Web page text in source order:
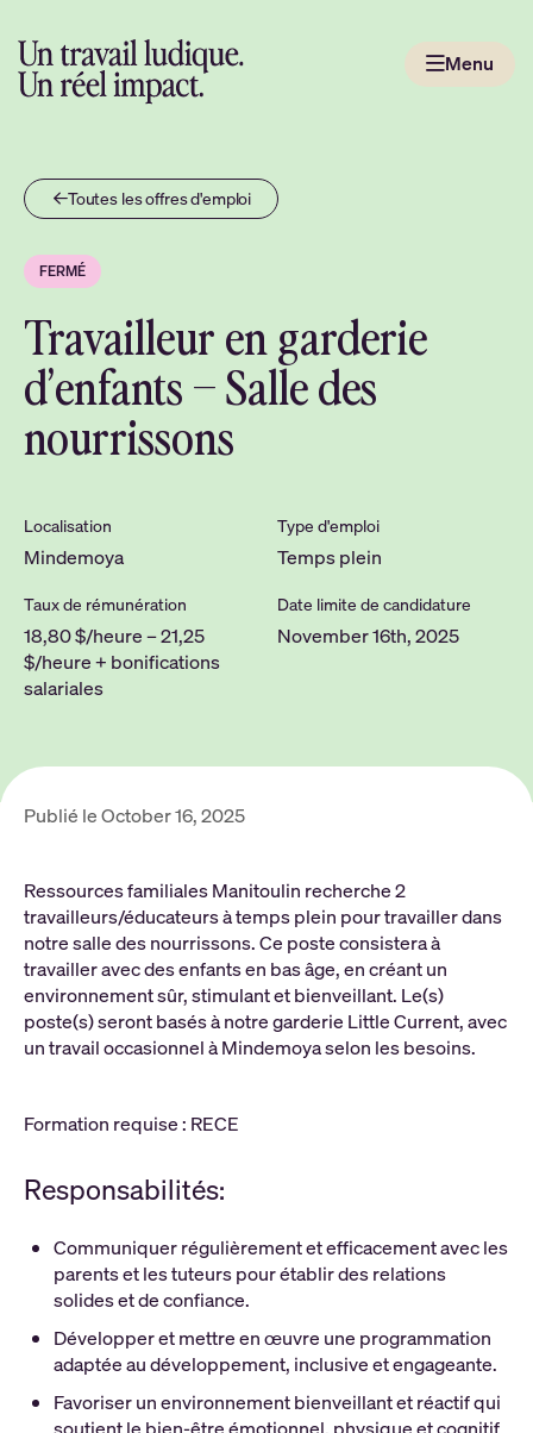
au
contenu
page
d'accueil
Menu
Toutes les offres d'emploi
FERMÉ
Travailleur en garderie
d’enfants – Salle des
nourrissons
Localisation
Mindemoya
Type d'emploi
Temps plein
Taux de rémunération
18,80 $/heure – 21,25
$/heure + bonifications
salariales
Date limite de candidature
November 16th, 2025
Publié le October 16, 2025
Ressources familiales Manitoulin recherche 2
travailleurs/éducateurs à temps plein pour travailler dans
notre salle des nourrissons. Ce poste consistera à
travailler avec des enfants en bas âge, en créant un
environnement sûr, stimulant et bienveillant. Le(s)
poste(s) seront basés à notre garderie Little Current, avec
un travail occasionnel à Mindemoya selon les besoins.
Formation requise : RECE
Responsabilités:
Communiquer régulièrement et efficacement avec les
parents et les tuteurs pour établir des relations
solides et de confiance.
Développer et mettre en œuvre une programmation
adaptée au développement, inclusive et engageante.
Favoriser un environnement bienveillant et réactif qui